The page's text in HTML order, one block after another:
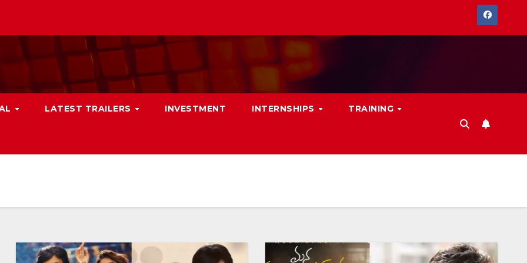
LATEST TRAILERS INVESTMENT INTERNSHIPS TRAINING